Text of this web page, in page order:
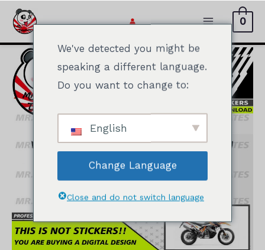
Siirry
sisältöön
0
We've detected you might be
speaking a different language.
Do you want to change to:
English
Change Language
Close and do not switch language